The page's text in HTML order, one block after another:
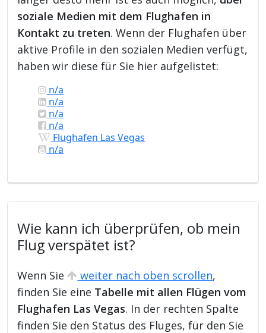
soziale Medien mit dem Flughafen in
Kontakt zu treten. Wenn der Flughafen über
aktive Profile in den sozialen Medien verfügt,
haben wir diese für Sie hier aufgelistet:
n/a
n/a
n/a
n/a
Flughafen Las Vegas
n/a
Wie kann ich überprüfen, ob mein
Flug verspätet ist?
Wenn Sie weiter nach oben scrollen,
finden Sie eine Tabelle mit allen Flügen vom
Flughafen Las Vegas. In der rechten Spalte
finden Sie den Status des Fluges, für den Sie